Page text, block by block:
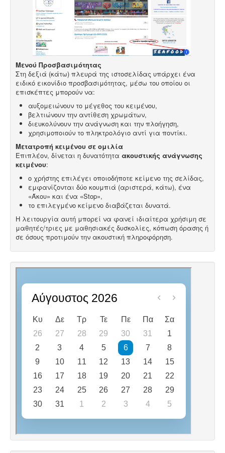
Μενού Προσβασιμότητας
Στη δεξιά (κάτω) πλευρά της ιστοσελίδας υπάρχει ένα
ειδικό εικονίδιο προσβασιμότητας, μέσω του οποίου οι
επισκέπτες μπορούν να:
αυξομειώνουν το μέγεθος του κειμένου,
βελτιώνουν την αντίθεση χρωμάτων,
διευκολύνουν την ανάγνωση και την πλοήγηση,
χρησιμοποιούν το πληκτρολόγιο αντί για ποντίκι.
Μετατροπή κειμένου σε ομιλία
Επιπλέον, δίνεται η δυνατότητα ακουστικής ανάγνωσης
κειμένου:
ο χρήστης επιλέγει οποιοδήποτε κείμενο της σελίδας,
εμφανίζονται δύο κουμπιά (αριστερά, κάτω), ένα
«Άκου» και ένα «Stop»,
το επιλεγμένο κείμενο διαβάζεται δυνατά.
Η λειτουργία αυτή μπορεί να φανεί ιδιαίτερα χρήσιμη σε
μαθητές/τριες με μαθησιακές δυσκολίες, κόπωση όρασης ή
σε όσους προτιμούν την ακουστική πληροφόρηση.